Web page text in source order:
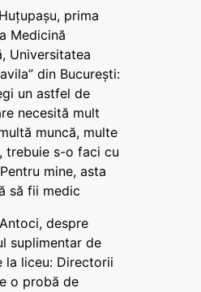
prima
Medicină
Universitatea
din București:
un astfel de
necesită mult
muncă, multe
trebuie s-o faci cu
mine, asta
să fii medic
despre
suplimentar de
la liceu: Directorii
o probă de